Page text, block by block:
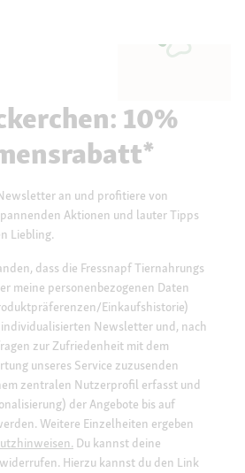
10%
an und profitiere von
Aktionen und lauter Tipps
Liebling.
dass die Fressnapf Tiernahrungs
meine personenbezogenen Daten
Einkaufshistorie)
Newsletter und, nach
zur Zufriedenheit mit dem
unseres Service zuzusenden
zentralen Nutzerprofil erfasst und
der Angebote bis auf
Weitere Einzelheiten ergeben
Du kannst deine
Hierzu kannst du den Link